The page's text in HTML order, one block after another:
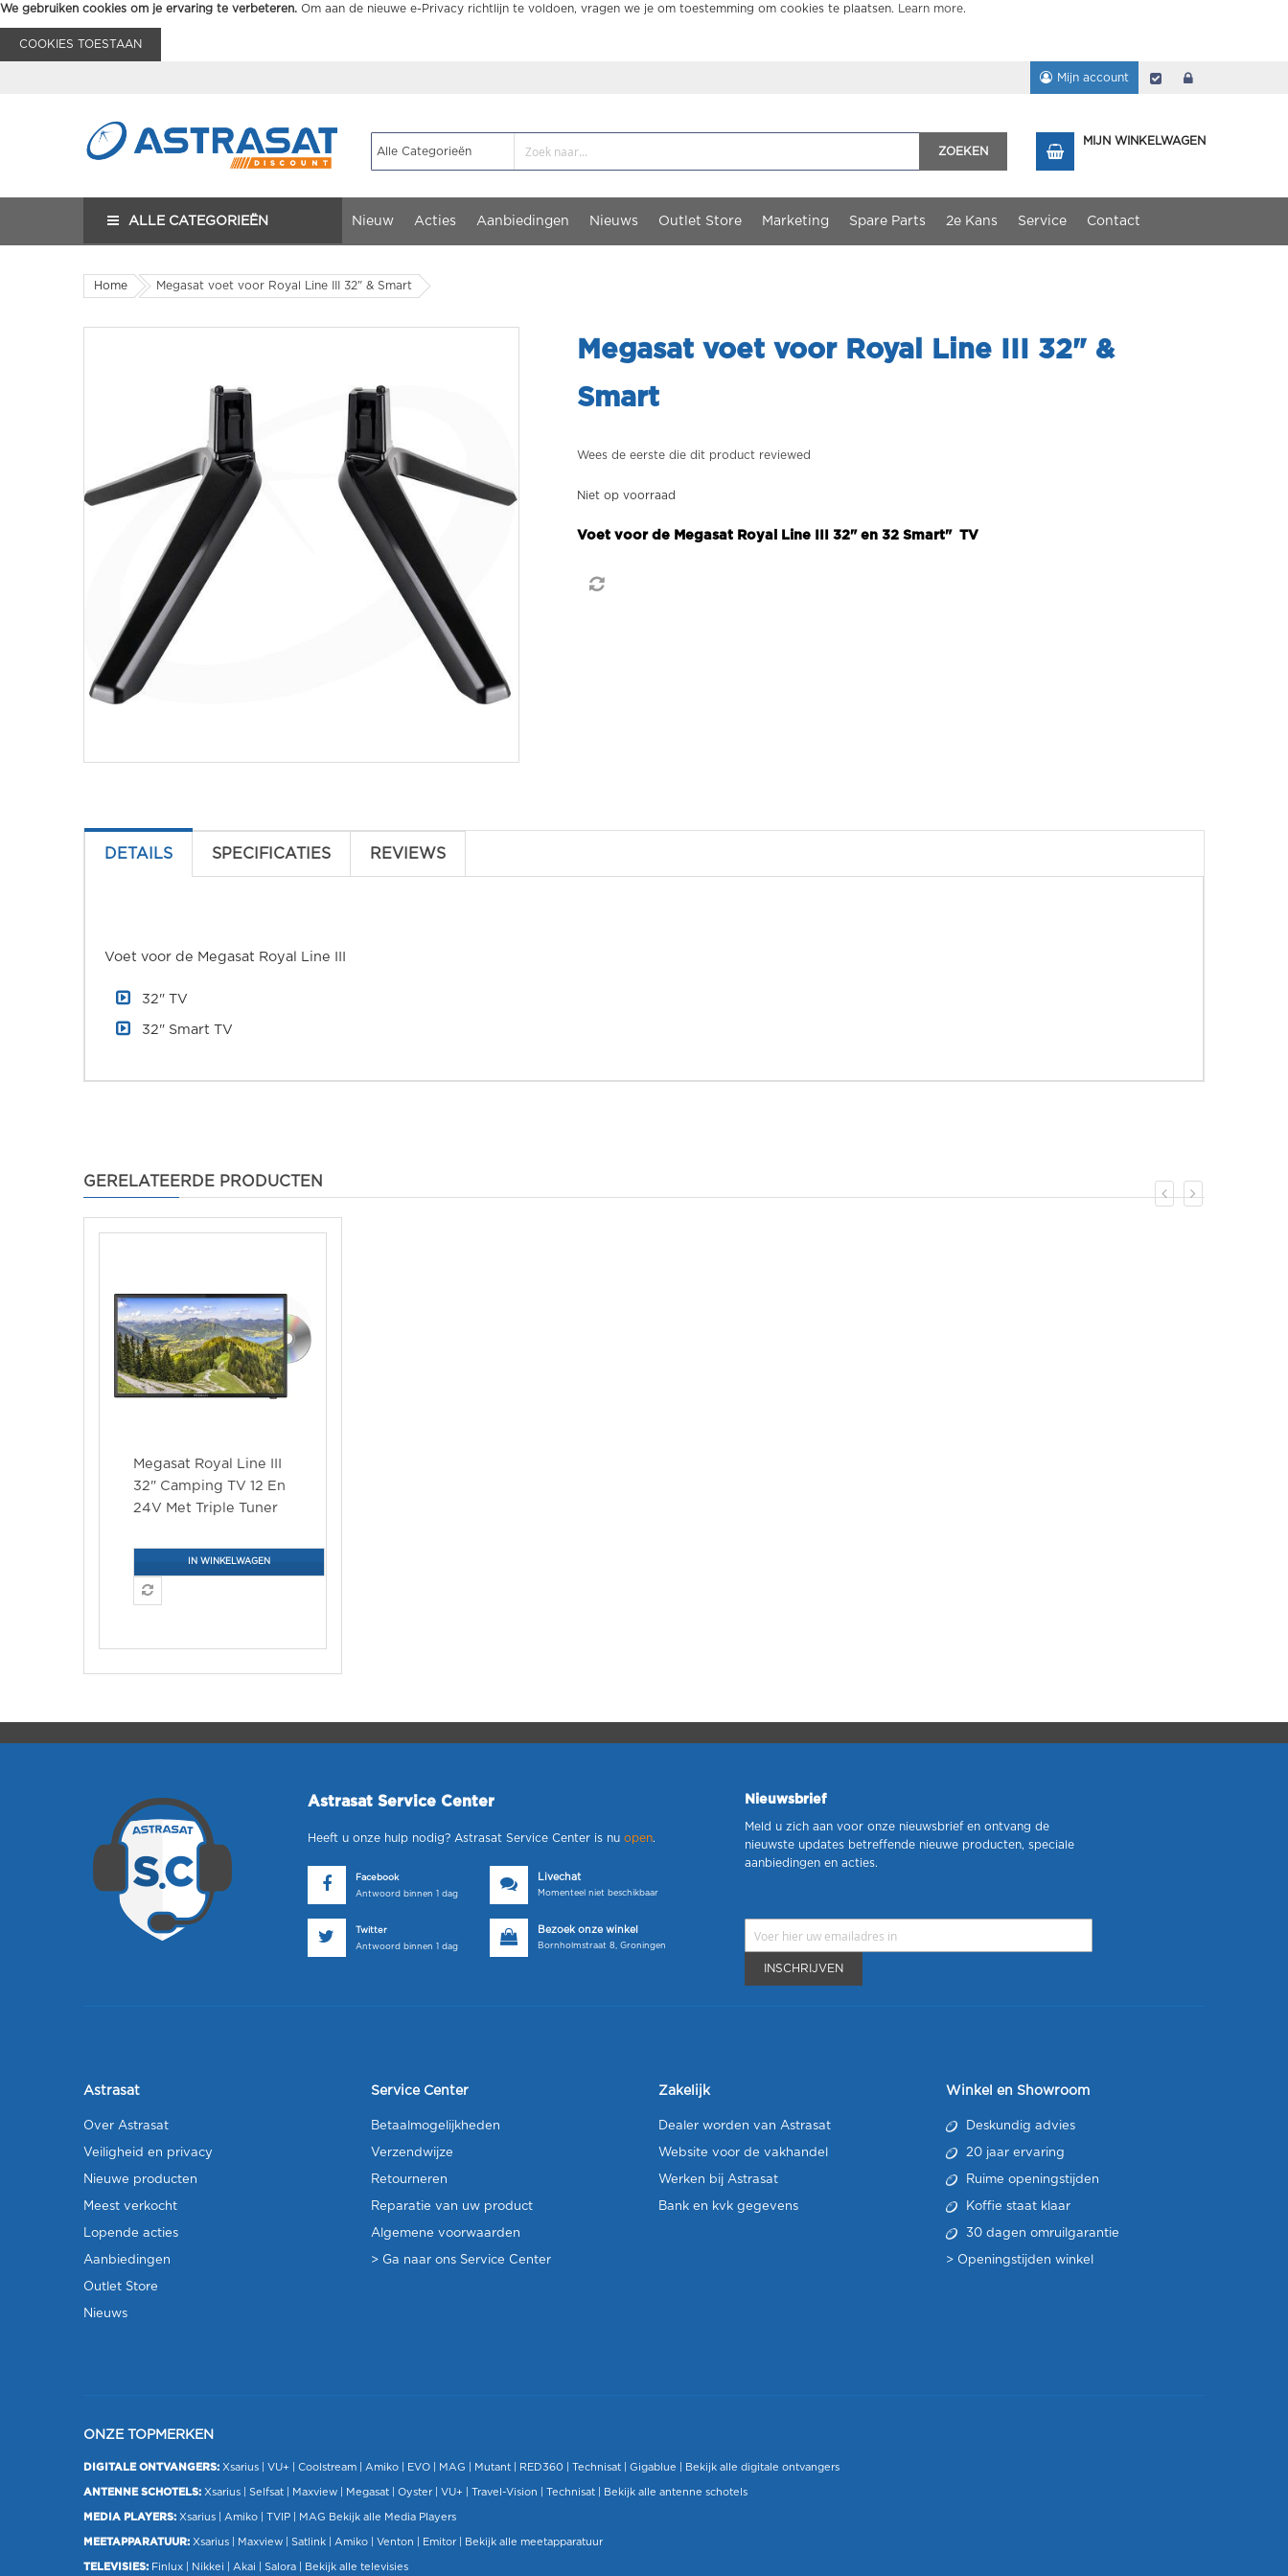
We gebruiken cookies om je ervaring te verbeteren. Om aan de nieuwe e-Privacy richtlijn te voldoen, vragen we je om toestemming om cookies te plaatsen. Learn more.
COOKIES TOESTAAN
Mijn account Afrekenen
ZOEKEN
MIJN WINKELWAGEN
ALLE CATEGORIEËN Nieuw Acties Aanbiedingen Nieuws Outlet Store Marketing Spare Parts 2e Kans Service Contact
Home Megasat voet voor Royal Line III 32" & Smart
Megasat voet voor Royal Line III 32" &
Smart
Wees de eerste die dit product reviewed
Niet op voorraad
Voet voor de Megasat Royal Line III 32" en 32 Smart" TV
DETAILS SPECIFICATIES REVIEWS
Voet voor de Megasat Royal Line III
32" TV
32" Smart TV
GERELATEERDE PRODUCTEN
Megasat Royal Line III
32" Camping TV 12 En
24V Met Triple Tuner
IN WINKELWAGEN
Astrasat Service Center
Heeft u onze hulp nodig? Astrasat Service Center is nu open.
Facebook
Antwoord binnen 1 dag
Livechat
Momenteel niet beschikbaar
Twitter
Antwoord binnen 1 dag
Bezoek onze winkel
Bornholmstraat 8, Groningen
Nieuwsbrief
Meld u zich aan voor onze nieuwsbrief en ontvang de
nieuwste updates betreffende nieuwe producten, speciale
aanbiedingen en acties.
INSCHRIJVEN
Astrasat
Over Astrasat
Veiligheid en privacy
Nieuwe producten
Meest verkocht
Lopende acties
Aanbiedingen
Outlet Store
Nieuws
Service Center
Betaalmogelijkheden
Verzendwijze
Retourneren
Reparatie van uw product
Algemene voorwaarden
> Ga naar ons Service Center
Zakelijk
Dealer worden van Astrasat
Website voor de vakhandel
Werken bij Astrasat
Bank en kvk gegevens
Winkel en Showroom
Deskundig advies
20 jaar ervaring
Ruime openingstijden
Koffie staat klaar
30 dagen omruilgarantie
> Openingstijden winkel
ONZE TOPMERKEN
DIGITALE ONTVANGERS: Xsarius VU+ | Coolstream | Amiko EVO MAG Mutant | RED360 | Technisat Gigablue Bekijk alle digitale ontvangers
ANTENNE SCHOTELS: Xsarius Selfsat Maxview Megasat | Oyster | VU+ Travel-Vision Technisat Bekijk alle antenne schotels
MEDIA PLAYERS: Xsarius Amiko TVIP MAG Bekijk alle Media Players
MEETAPPARATUUR: Xsarius Maxview Satlink Amiko Venton Emitor Bekijk alle meetapparatuur
TELEVISIES: Finlux | Nikkei | Akai Salora Bekijk alle televisies